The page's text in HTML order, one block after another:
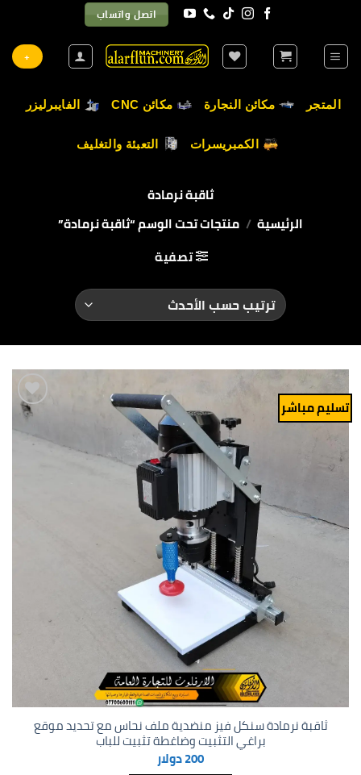
اتصل واتساب
+
المتجر مكائن النجارة مكائن CNC الفايبرليزر
الكمبريسرات التعبئة والتغليف
ثاقبة نرمادة
الرئيسية / منتجات تحت الوسم “ثاقبة نرمادة”
تصفية
تسليم مباشر
Add to
wishlist
ثاقبة نرمادة سنكل فيز منضدية ملف نحاس مع تحديد موقع
براغي التثبيت وضاغطة تثبيت للباب
200دولار